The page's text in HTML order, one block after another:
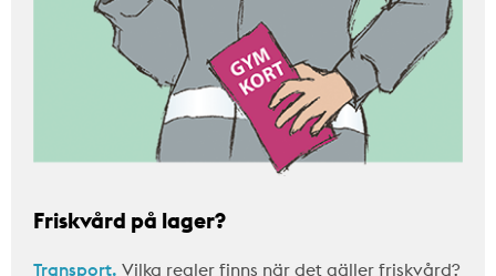
Friskvård på lager?
Transport. Vilka regler finns när det gäller friskvård?